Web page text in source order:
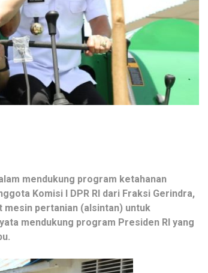
mendukung program ketahanan
Komisi I DPR RI dari Fraksi Gerindra,
mesin pertanian (alsintan) untuk
mendukung program Presiden RI yang